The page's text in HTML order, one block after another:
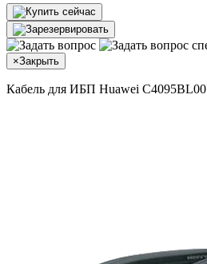
×Закрыть
Кабель для ИБП Huawei C4095BL00